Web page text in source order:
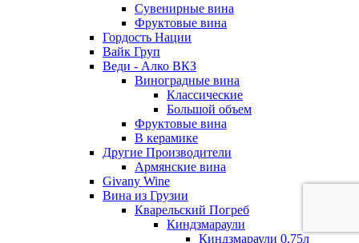
Сувенирные вина
Фруктовые вина
Гордость Нации
Вайк Груп
Веди - Алко ВКЗ
Виноградные вина
Классические
Большой объем
Фруктовые вина
В керамике
Другие Производители
Армянские вина
Givany Wine
Вина из Грузии
Кварельский Погреб
Киндзмараули
Киндзмараули 0,75л